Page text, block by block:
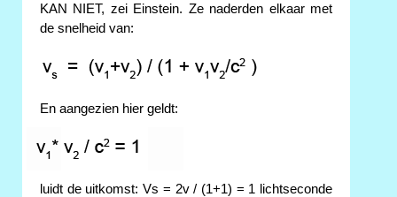
KAN NIET, zei Einstein. Ze naderden elkaar met
de snelheid van:
En aangezien hier geldt:
luidt de uitkomst: Vs = 2v / (1+1) = 1 lichtseconde